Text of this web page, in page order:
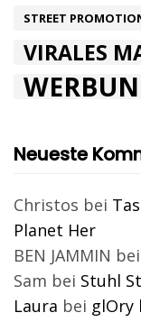
STREET
VIRALES
Neueste
Christos bei
Planet Her
BEN JAMMIN bei
Sam bei Stuhl
Laura bei glOry